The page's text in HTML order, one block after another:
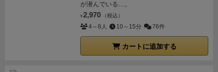
が潜んでいる…。
¥ 2,970 （税込）
4～8人 10～15分 76件
カートに追加する